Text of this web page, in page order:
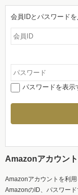
会員IDとパスワード
パスワードを表示
Amazonアカウン
Amazonアカウントを利用
AmazonのID、パスワード